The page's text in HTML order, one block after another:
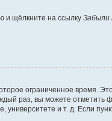
и щёлкните на ссылку Забыли
ограниченное время.
раз, вы можете отметить
и т. д. Если